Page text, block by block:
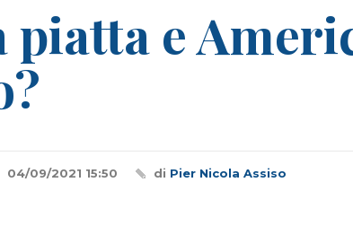
piatta e
04/09/2021 15:50 di Pier Nicola Assiso